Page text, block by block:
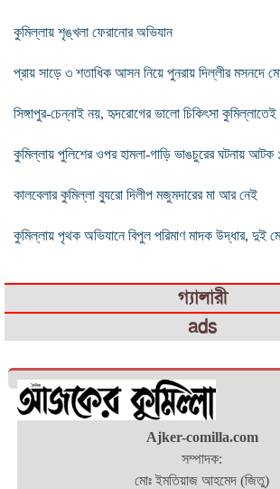
কুমিল্লায় শৃঙ্খলা ফেরানোর অভিযান
প্রায় সাড়ে ৩ শতাধিক আসন নিয়ে পুনরায় দিল্লীর মসনদে
সিঙ্গাপুর-চেন্নাই নয়, হৃদরোগের ভালো চিকিৎসা কুমিল্লাতেই
কুমিল্লায় পুলিশের ওপর হামলা-গাড়ি ভাঙচুরের ঘটনায় আটক
কালবেলার কুমিল্লা ব্যুরো দিলীপ মজুমদারের মা আর নেই
কুমিল্লায় পৃথক অভিযানে বিপুল পরিমাণ মাদক উদ্ধার, দুই
গ্যালারী
ads
Ajker-comilla.com
সম্পাদক:
মোঃ ইমতিয়াজ আহমেদ (জিতু)